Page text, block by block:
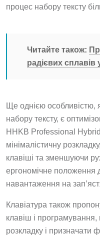
процес набору тексту
Читайте також:
радієвих сплавів
Ще однією особливістю,
набору тексту, є
HHKB Professional
мінімалістичну
клавіші та зменшуючи
ергономічне положення
навантаження на
Клавіатура також
клавіш і
розкладку і призначати